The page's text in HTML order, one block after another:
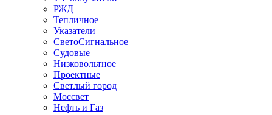
РЖД
Тепличное
Указатели
СветоСигнальное
Судовые
Низковольтное
Проектные
Светлый город
Моссвет
Нефть и Газ